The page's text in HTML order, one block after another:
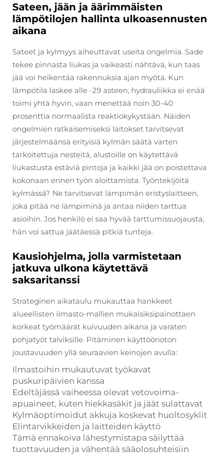
Sateen, jään ja äärimmäisten
lämpötilojen hallinta ulkoasennusten
aikana
Sateet ja kylmyys aiheuttavat useita ongelmia. Sade
tekee pinnasta liukas ja vaikeasti nähtävä, kun taas
jää voi heikentää rakennuksia ajan myötä. Kun
lämpötila laskee alle -29 asteen, hydrauliikka ei enää
toimi yhtä hyvin, vaan menettää noin 30-40
prosenttia normaalista reaktiokykystään. Näiden
ongelmien ratkaisemiseksi laitokset tarvitsevat
järjestelmäänsä erityisiä kylmän säätä varten
tarkoitettuja nesteitä, alustoille on käytettävä
liukastusta estäviä pintoja ja kaikki jää on poistettava
kokonaan ennen työn aloittamista. Työntekijöitä
kylmässä? Ne tarvitsevat lämpimän eristyslaitteen,
joka pitää ne lämpiminä ja antaa niiden tarttua
asioihin. Jos henkilö ei saa hyvää tarttumissuojausta,
hän voi sattua jäätäessä pitkiä tunteja.
Kausiohjelma, jolla varmistetaan
jatkuva ulkona käytettävä
saksaritanssi
Strateginen aikataulu mukauttaa hankkeet
alueellisten ilmasto-mallien mukaisiksipainottaen
korkeat työmäärät kuivuuden aikana ja varaten
pohjatyöt talviksille. Pitäminen käyttöönoton
joustavuuden yllä seuraavien keinojen avulla:
Ilmastoihin mukautuvat työkavat
puskuripäivien kanssa
Edeltäjässä vaiheessa olevat vetovoima-
apuaineet, kuten hiekkasäkit ja jäät sulattavat
Kylmäoptimoidut akkuja koskevat huoltosyklit
Elintarvikkeiden ja laitteiden käyttö
Tämä ennakoiva lähestymistapa säilyttää
tuottavuuden ja vähentää sääolosuhteisiin